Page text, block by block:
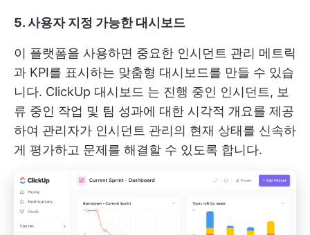
5. 사용자 지정 가능한 대시보드
이 플랫폼을 사용하면 중요한 인시던트 관리 메트릭
과 KPI를 표시하는 맞춤형 대시보드를 만들 수 있습
니다. ClickUp 대시보드 는 진행 중인 인시던트, 보
류 중인 작업 및 팀 성과에 대한 시각적 개요를 제공
하여 관리자가 인시던트 관리의 현재 상태를 신속하
게 평가하고 문제를 해결할 수 있도록 합니다.